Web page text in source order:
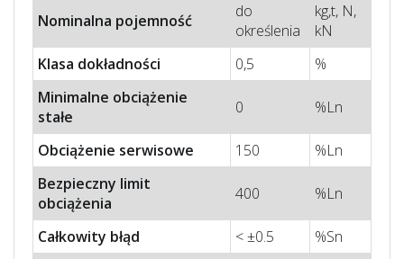
Nominalna pojemność
do
określenia
kg,t, N,
kN
Klasa dokładności
0,5
%
Minimalne obciążenie
stałe
0 %Ln
Obciążenie serwisowe 150
%Ln
Bezpieczny limit
obciążenia
400 %Ln
Całkowity błąd < ±0.5
%Sn